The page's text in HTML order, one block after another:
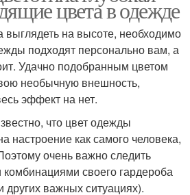
цвета в одежде
выглядеть на высоте, необходимо
подходят персонально вам, а
Удачно подобранным цветом
необычную внешность,
эффект на нет.
что цвет одежды
настроение как самого человека,
очень важно следить
своего гардероба
других важных ситуациях).